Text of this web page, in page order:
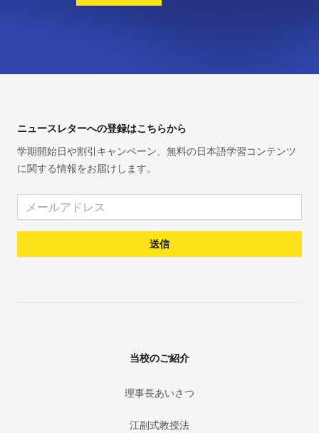
ニュースレターへの登録はこちらから
学期開始日や割引キャンペーン、無料の日本語学習コンテンツ
に関する情報をお届けします。
Email address
送信
当校のご紹介
理事長あいさつ
江副式教授法